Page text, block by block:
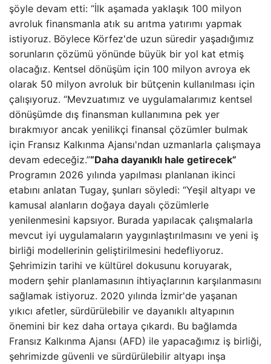
şöyle devam etti: “İlk aşamada yaklaşık 100 milyon
avroluk finansmanla atık su arıtma yatırımı yapmak
istiyoruz. Böylece Körfez'de uzun süredir yaşadığımız
sorunların çözümü yönünde büyük bir yol kat etmiş
olacağız. Kentsel dönüşüm için 100 milyon avroya ek
olarak 50 milyon avroluk bir bütçenin kullanılması için
çalışıyoruz. “Mevzuatımız ve uygulamalarımız kentsel
dönüşümde dış finansman kullanımına pek yer
bırakmıyor ancak yenilikçi finansal çözümler bulmak
için Fransız Kalkınma Ajansı'ndan uzmanlarla çalışmaya
devam edeceğiz.”“Daha dayanıklı hale getirecek”
Programın 2026 yılında yapılması planlanan ikinci
etabını anlatan Tugay, şunları söyledi: “Yeşil altyapı ve
kamusal alanların doğaya dayalı çözümlerle
yenilenmesini kapsıyor. Burada yapılacak çalışmalarla
mevcut iyi uygulamaların yaygınlaştırılmasını ve yeni iş
birliği modellerinin geliştirilmesini hedefliyoruz.
Şehrimizin tarihi ve kültürel dokusunu koruyarak,
modern şehir planlamasının ihtiyaçlarının karşılanmasını
sağlamak istiyoruz. 2020 yılında İzmir'de yaşanan
yıkıcı afetler, sürdürülebilir ve dayanıklı altyapının
önemini bir kez daha ortaya çıkardı. Bu bağlamda
Fransız Kalkınma Ajansı (AFD) ile yapacağımız iş birliği,
şehrimizde güvenli ve sürdürülebilir altyapı inşa